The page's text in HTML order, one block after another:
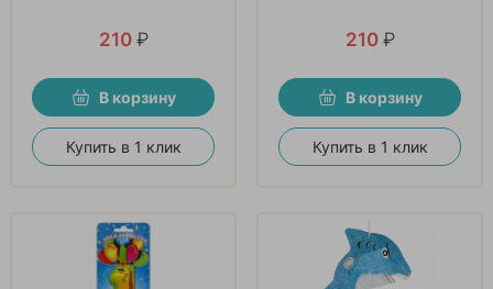
210 ₽
В корзину
Купить в 1 клик
210 ₽
В корзину
Купить в 1 клик